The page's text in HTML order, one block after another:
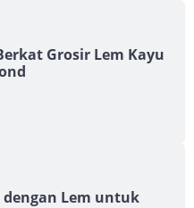
Grosir Lem Kayu
Lem untuk